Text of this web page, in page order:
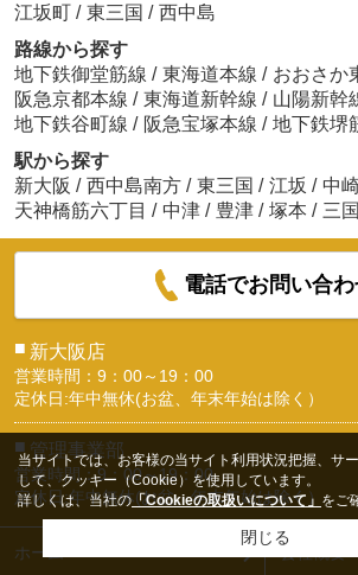
江坂町 / 東三国 / 西中島
路線から探す
地下鉄御堂筋線 / 東海道本線 / おおさか
阪急京都本線 / 東海道新幹線 / 山陽新幹
地下鉄谷町線 / 阪急宝塚本線 / 地下鉄堺
駅から探す
新大阪 / 西中島南方 / 東三国 / 江坂 / 中
天神橋筋六丁目 / 中津 / 豊津 / 塚本 / 三国
電話でお問い合
■ 新大阪店
営業時間：9：00～19：00
定休日:年中無休(お盆、年末年始は除く）
■ 管理事業部
営業時間：9：00～19：00
定休日:年中無休(お盆、年末年始は除く）
ホーム
当サイトでは、お客様の当サイト利用状況把握、サ
して、クッキー（Cookie）を使用しています。
詳しくは、当社の「Cookieの取扱いについて」 をご
閉じる